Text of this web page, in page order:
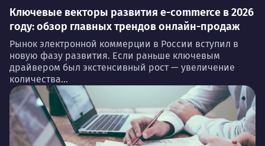
Ключевые векторы развития e-commerce в 2026
году: обзор главных трендов онлайн-продаж
Рынок электронной коммерции в России вступил в
новую фазу развития. Если раньше ключевым
драйвером был экстенсивный рост — увеличение
количества...